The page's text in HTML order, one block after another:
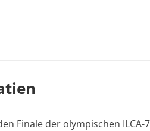
Finale der olympischen ILCA-